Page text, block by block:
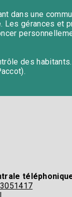
dans une
gérances et
des